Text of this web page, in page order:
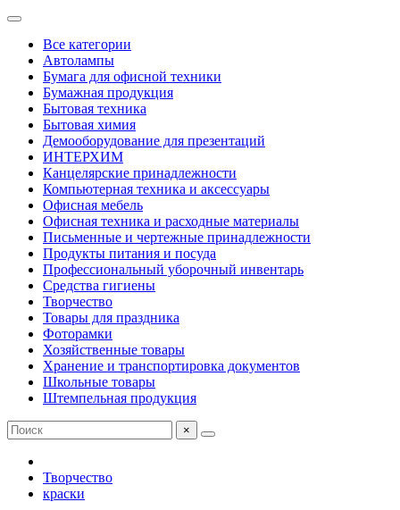
Все категории
Автолампы
Бумага для офисной техники
Бумажная продукция
Бытовая техника
Бытовая химия
Демооборудование для презентаций
ИНТЕРХИМ
Канцелярские принадлежности
Компьютерная техника и аксессуары
Офисная мебель
Офисная техника и расходные материалы
Письменные и чертежные принадлежности
Продукты питания и посуда
Профессиональный уборочный инвентарь
Средства гигиены
Творчество
Товары для праздника
Фоторамки
Хозяйственные товары
Хранение и транспортировка документов
Школьные товары
Штемпельная продукция
×
Творчество
краски